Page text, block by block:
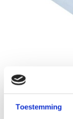
Toestemming
Nedfan.NL
Schrijf je eigen